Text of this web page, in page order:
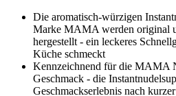
Die aromatisch-würzigen
Marke MAMA werden original
hergestellt - ein leckeres
Küche schmeckt
Kennzeichnend für die MAMA
Geschmack - die
Geschmackserlebnis nach